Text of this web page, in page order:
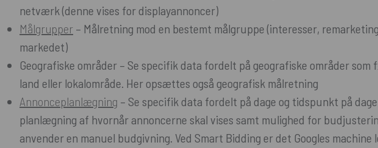
netværk (denne vises for displayannoncer)
Målgrupper – Målretning mod en bestemt målgruppe (interesser,
markedet)
Geografiske områder – Se specifik data fordelt på geografiske områder som
land eller lokalområde. Her opsættes også geografisk målretning
Annonceplanlægning – Se specifik data fordelt på dage og tidspunkt på
planlægning af hvornår annoncerne skal vises samt mulighed for
anvender en manuel budgivning. Ved Smart Bidding er det Googles machine